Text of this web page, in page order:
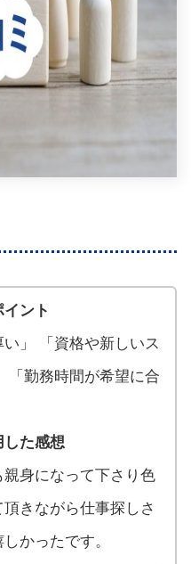
ント
い」 「資格や新しいス
「勤務時間が希望に合
た感想
身になって下さり色
きながら仕事探しさ
かったです。